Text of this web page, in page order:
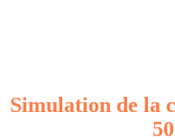
Simulation de la